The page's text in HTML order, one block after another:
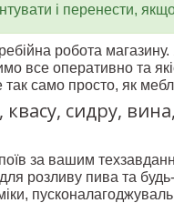
і перенести, якщо
робота
все оперативно та
само просто, як
сидру,
за вашим
розливу пива та